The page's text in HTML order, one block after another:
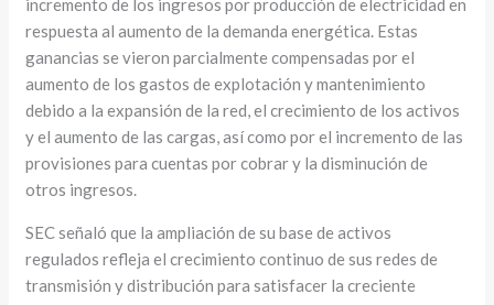
incremento de los ingresos por producción de electricidad en
respuesta al aumento de la demanda energética. Estas
ganancias se vieron parcialmente compensadas por el
aumento de los gastos de explotación y mantenimiento
debido a la expansión de la red, el crecimiento de los activos
y el aumento de las cargas, así como por el incremento de las
provisiones para cuentas por cobrar y la disminución de
otros ingresos.
SEC señaló que la ampliación de su base de activos
regulados refleja el crecimiento continuo de sus redes de
transmisión y distribución para satisfacer la creciente